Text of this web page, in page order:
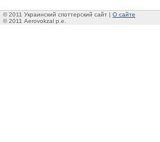
© 2011 Украинский споттерский сайт | О сайте
© 2011 Aerovokzal p.e.